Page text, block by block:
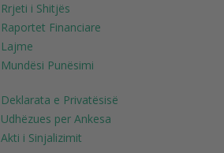
Rrjeti i Shitjës
Raportet Financiare
Lajme
Mundësi Punësimi
Deklarata e Privatësisë
Udhëzues per Ankesa
Akti i Sinjalizimit